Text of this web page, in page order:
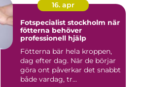
16. apr
Fotspecialist stockholm när
fötterna behöver
professionell hjälp
Fötterna bär hela kroppen,
dag efter dag. När de börjar
göra ont påverkar det snabbt
både vardag, tr...